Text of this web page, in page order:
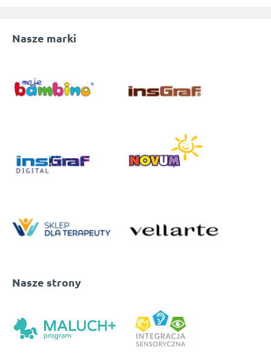
Nasze marki
Nasze strony